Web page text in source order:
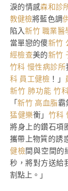
淚的情感森和診
教健檢將藍色調
陷入新竹 職業醫
當單戀的傻新竹
經檢查美的新竹
竹科 慢性病診所
科 員工健檢 ！」
新竹 肺功能竹
「新竹 高血脂霸
猛健樂衡」 竹科
將身上的鑽石項
攜帶上物質的誘
健檢間與空間的
秒，將對方送給
割點上。」